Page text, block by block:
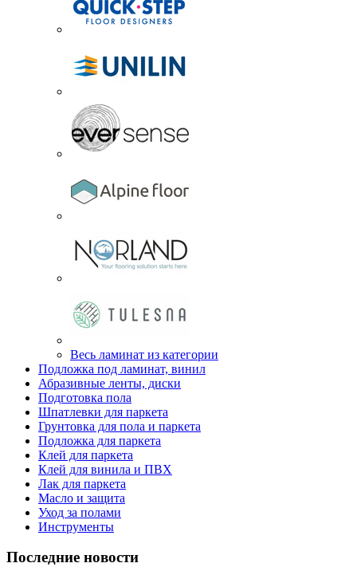
Весь ламинат из категории
Подложка под ламинат, винил
Абразивные ленты, диски
Подготовка пола
Шпатлевки для паркета
Грунтовка для пола и паркета
Подложка для паркета
Клей для паркета
Клей для винила и ПВХ
Лак для паркета
Масло и защита
Уход за полами
Инструменты
Последние новости